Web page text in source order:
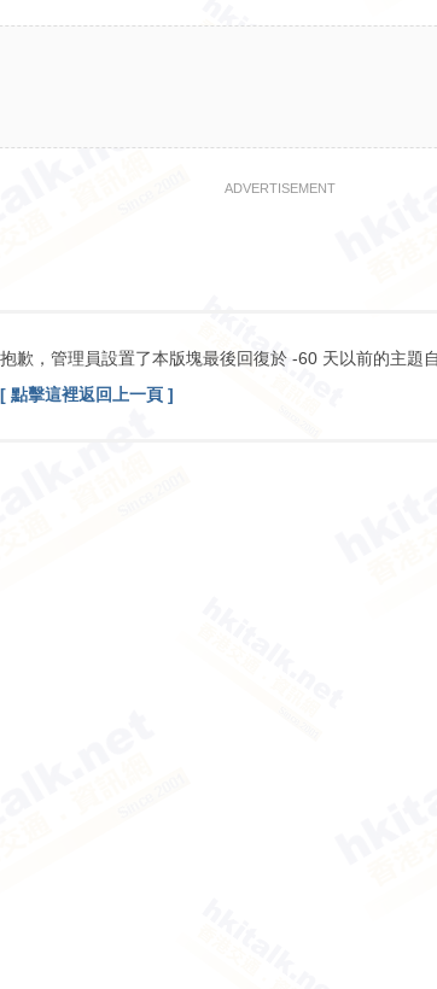
ADVERTISEMENT
抱歉，管理員設置了本版塊最後回復於 -60 天以前的主題
[ 點擊這裡返回上一頁 ]